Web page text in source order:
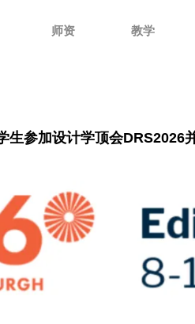
师资 教学
生参加设计学顶会DRS2026